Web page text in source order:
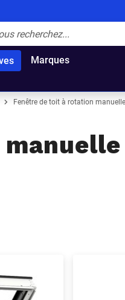
Marques
Fenêtre de toit à rotation manuelle